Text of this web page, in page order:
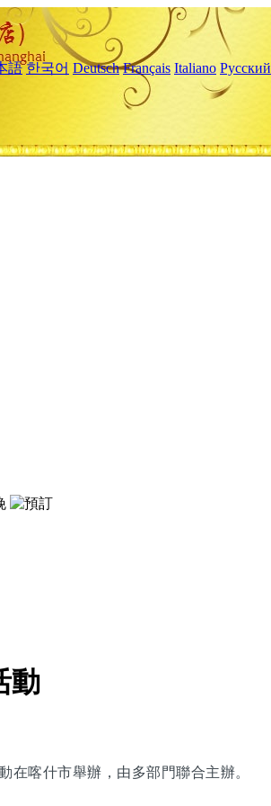
語 한국어 Deutsch Français Italiano Русский
動
在喀什市舉辦，由多部門聯合主辦。